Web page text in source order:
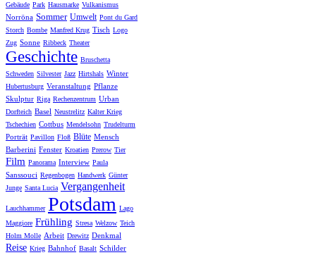
Gebäude Park Hausmarke Vulkanismus
Norröna Sommer Umwelt Pont du Gard
Storch Bombe Manfred Krug Tisch Logo
Zug Sonne Ribbeck Theater
Geschichte Bruschetta
Schweden Silvester Jazz Hirtshals Winter
Hubertusburg Veranstaltung Pflanze
Skulptur Riga Rechenzentrum Urban
Dorfteich Basel Neustrelitz Kalter Krieg
Tschechien Cottbus Mendelsohn Trudelturm
Porträt Pavillon Floß Blüte Mensch
Barberini Fenster Kroatien Prerow Tier
Film Panorama Interview Paula
Sanssouci Regenbogen Handwerk Günter
Junge Santa Lucia Vergangenheit
Lauchhammer Potsdam Lago
Maggiore Frühling Stresa Welzow Teich
Holm Molle Arbeit Drewitz Denkmal
Reise Krieg Bahnhof Basalt Schilder